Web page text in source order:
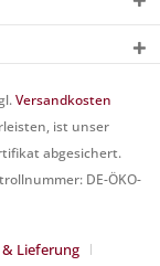
Versandkosten
ist unser
abgesichert.
DE-ÖKO-
Lieferung